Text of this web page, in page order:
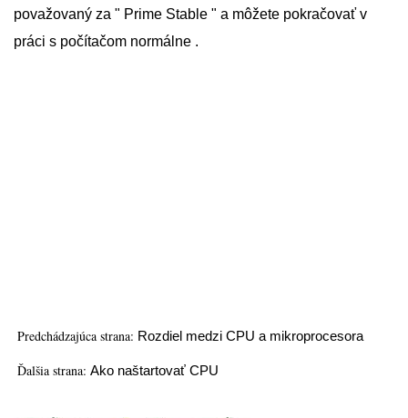
považovaný za " Prime Stable " a môžete pokračovať v
práci s počítačom normálne .
Predchádzajúca strana: Rozdiel medzi CPU a mikroprocesora
Ďalšia strana: Ako naštartovať CPU